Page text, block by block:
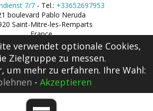
7/7- Tel.: +33652697953
boulevard Pablo Neruda
Saint-Mitre-les-Remparts
France
verwendet optionale Cookies,
Zielgruppe zu messen.
, um mehr zu erfahren. Ihre Wahl:
- Akzeptieren